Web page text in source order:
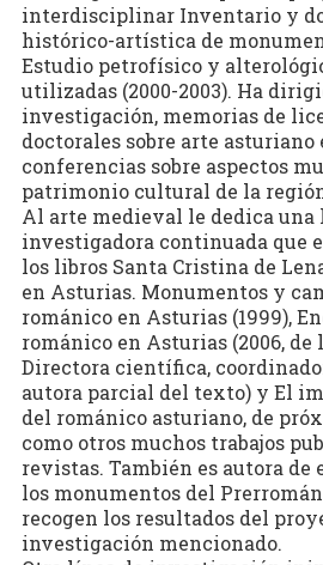
interdisciplinar Inventario y
histórico-artística de
Estudio petrofísico y
utilizadas (2000-2003). Ha
investigación, memorias de
doctorales sobre arte
conferencias sobre aspectos
patrimonio cultural de la
Al arte medieval le dedica una
investigadora continuada que
los libros Santa Cristina de
en Asturias. Monumentos y
románico en Asturias (1999),
románico en Asturias (2006, de
Directora científica,
autora parcial del texto) y El
del románico asturiano, de
como otros muchos trabajos
revistas. También es autora de
los monumentos del
recogen los resultados del
investigación mencionado.